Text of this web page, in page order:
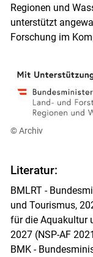
Regionen und
unterstützt
Forschung im
© Archiv
Literatur:
BMLRT -
und Tourismus,
für die Aquakultur
2027 (NSP-AF
BMK -